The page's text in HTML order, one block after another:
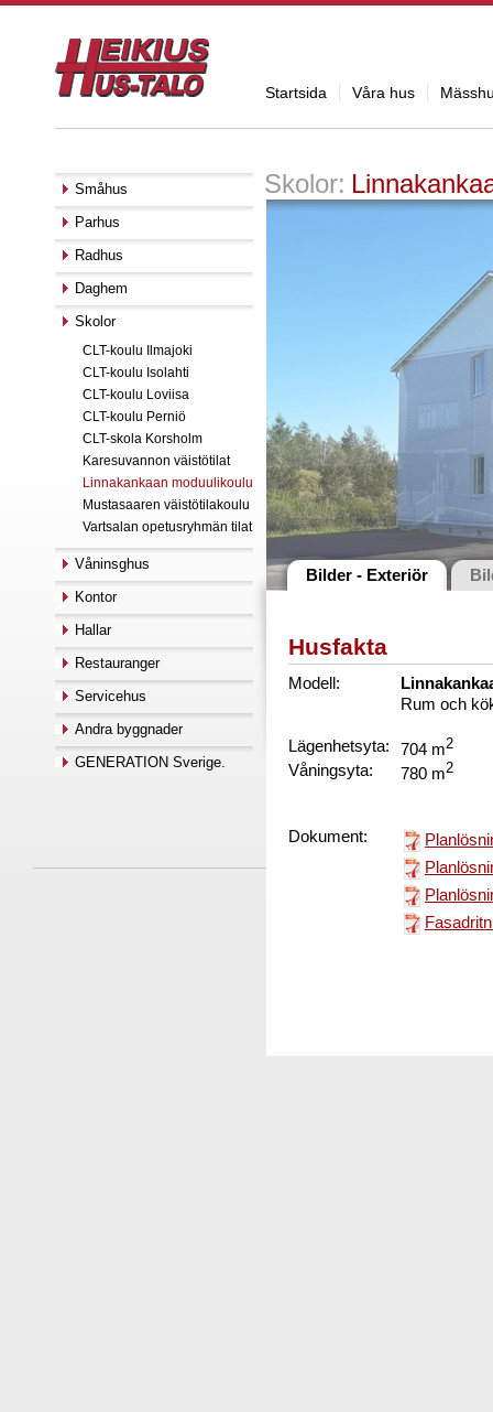
Startsida Våra hus
Småhus
Parhus
Radhus
Daghem
Skolor
CLT-koulu Ilmajoki
CLT-koulu Isolahti
CLT-koulu Loviisa
CLT-koulu Perniö
CLT-skola Korsholm
Karesuvannon väistötilat
Linnakankaan moduulikoulu
Mustasaaren väistötilakoulu
Vartsalan opetusryhmän tilat
Våninsghus
Kontor
Hallar
Restauranger
Servicehus
Andra byggnader
GENERATION Sverige.
Skolor:
Bilder - Exteriör
Husfakta
Modell:
Rum och
Lägenhetsyta: 704 m2
Våningsyta: 780 m2
Dokument: